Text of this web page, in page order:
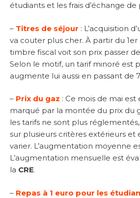
étudiants et les frais d’échange
– Titres de séjour : L’acquisition
va couter plus cher. À partir du 1er
timbre fiscal voit son prix passer
Selon le motif, un tarif minoré est
augmente lui aussi en passant de
– Prix du gaz : Ce mois de mai
marqué par la montée du prix du
les tarifs ne sont plus
sur plusieurs critères extérieurs et
varier. L’augmentation moyenne
L’augmentation mensuelle est
la CRE.
– Repas à 1 euro pour les